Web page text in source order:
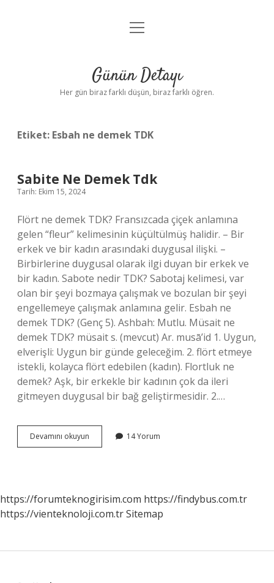
Anasayfa
Yasal Uyarı
menüyü
Günün Detayı
Her gün biraz farklı düşün, biraz farklı öğren.
Etiket: Esbah ne demek TDK
Sabite Ne Demek Tdk
Tarih: Ekim 15, 2024
Flört ne demek TDK? Fransızcada çiçek anlamına
gelen “fleur” kelimesinin küçültülmüş halidir. – Bir
erkek ve bir kadın arasındaki duygusal ilişki. –
Birbirlerine duygusal olarak ilgi duyan bir erkek ve
bir kadın. Sabote nedir TDK? Sabotaj kelimesi, var
olan bir şeyi bozmaya çalışmak ve bozulan bir şeyi
engellemeye çalışmak anlamına gelir. Esbah ne
demek TDK? (Genç 5). Ashbah: Mutlu. Müsait ne
demek TDK? müsait s. (mevcut) Ar. musā’id 1. Uygun,
elverişli: Uygun bir günde geleceğim. 2. flört etmeye
istekli, kolayca flört edebilen (kadın). Flortluk ne
demek? Aşk, bir erkekle bir kadının çok da ileri
gitmeyen duygusal bir bağ geliştirmesidir. 2.…
Devamını okuyun
Ne
14 Yorum
https://forumteknogirisim.com https://findybus.com.tr
https://vienteknoloji.com.trSitemap